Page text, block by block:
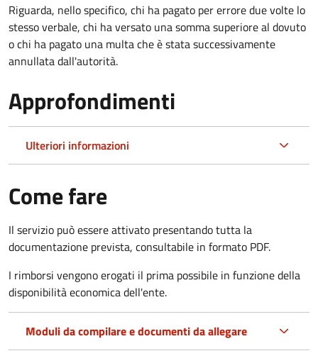
Riguarda, nello specifico, chi ha pagato per errore due volte lo
stesso verbale, chi ha versato una somma superiore al dovuto
o chi ha pagato una multa che è stata successivamente
annullata dall'autorità.
Approfondimenti
Ulteriori informazioni
Come fare
Il servizio può essere attivato presentando tutta la
documentazione prevista, consultabile in formato PDF.
I rimborsi vengono erogati il prima possibile in funzione della
disponibilità economica dell'ente.
Moduli da compilare e documenti da allegare